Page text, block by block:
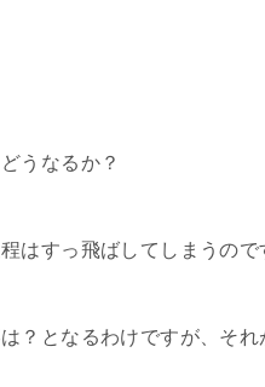
うなるか？
はすっ飛ばしてしまうので
？となるわけですが、そ